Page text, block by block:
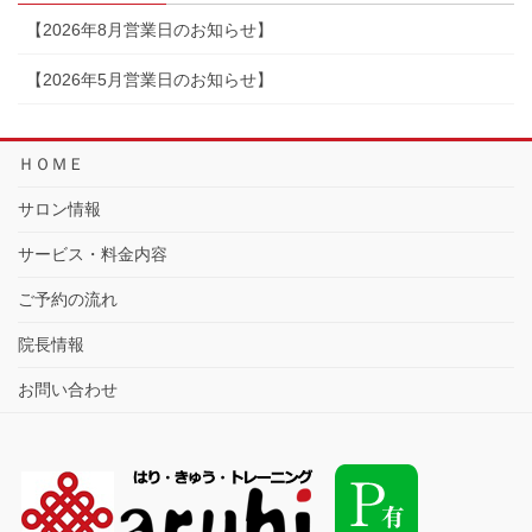
【2026年8月営業日のお知らせ】
【2026年5月営業日のお知らせ】
ＨＯＭＥ
サロン情報
サービス・料金内容
ご予約の流れ
院長情報
お問い合わせ